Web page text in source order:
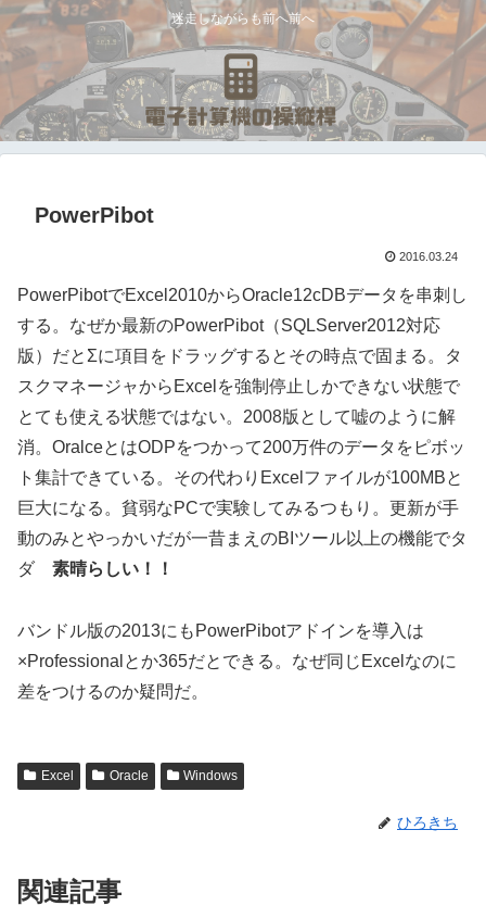
迷走しながらも前へ前へ
PowerPibot
2016.03.24
PowerPibotでExcel2010からOracle12cDBデータを串刺し
する。なぜか最新のPowerPibot（SQLServer2012対応
版）だとΣに項目をドラッグするとその時点で固まる。タ
スクマネージャからExcelを強制停止しかできない状態で
とても使える状態ではない。2008版として嘘のように解
消。OralceとはODPをつかって200万件のデータをピボッ
ト集計できている。その代わりExcelファイルが100MBと
巨大になる。貧弱なPCで実験してみるつもり。更新が手
動のみとやっかいだが一昔まえのBIツール以上の機能でタ
ダ 素晴らしい！！
バンドル版の2013にもPowerPibotアドインを導入は
×Professionalとか365だとできる。なぜ同じExcelなのに
差をつけるのか疑問だ。
Excel Oracle Windows
ひろきち
関連記事